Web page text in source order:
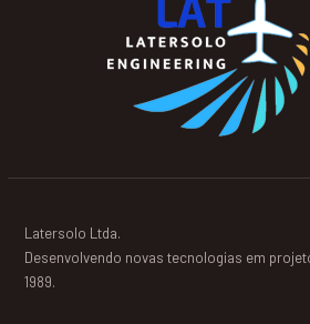
Latersolo Ltda.
Desenvolvendo novas tecnologias em
1989.